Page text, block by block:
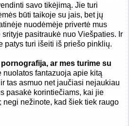
savo tikėjimą. Jie turi
būti taikoje su jais, bet jų
nuodėmėje privertė mus
pasitraukė nuo Viešpaties. Ir
patys turi išeiti iš priešo pinklių.
ar mes turime su
nuolatos fantazuoja apie kitą
tas asmuo net jaučiasi nejaukiau
pasakė korintiečiams, kai jie
negi nežinote, kad šiek tiek raugo